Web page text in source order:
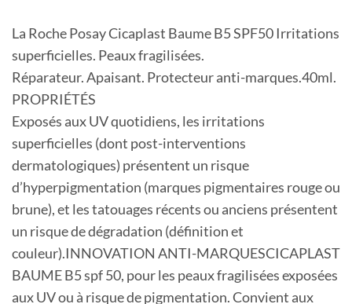
La Roche Posay Cicaplast Baume B5 SPF50 Irritations
superficielles. Peaux fragilisées.
Réparateur. Apaisant. Protecteur anti-marques.40ml.
PROPRIÉTÉS
Exposés aux UV quotidiens, les irritations
superficielles (dont post-interventions
dermatologiques) présentent un risque
d’hyperpigmentation (marques pigmentaires rouge ou
brune), et les tatouages récents ou anciens présentent
un risque de dégradation (définition et
couleur).INNOVATION ANTI-MARQUESCICAPLAST
BAUME B5 spf 50, pour les peaux fragilisées exposées
aux UV ou à risque de pigmentation. Convient aux